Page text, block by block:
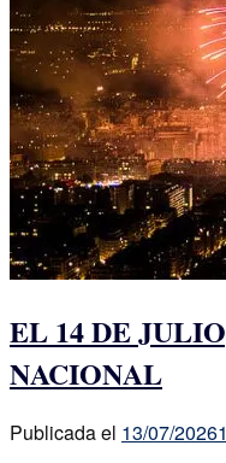
EL 14 DE
NACIONAL
Publicada el 13/07/2026